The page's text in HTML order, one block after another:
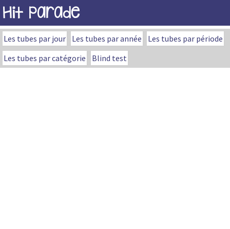
Hit Parade
Les tubes par jour Les tubes par année
Les tubes par période
Les tubes par catégorie
Blind test